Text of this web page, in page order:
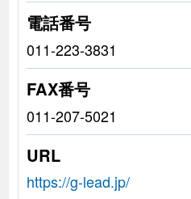
電話番号
011-223-3831
FAX番号
011-207-5021
URL
https://g-lead.jp/